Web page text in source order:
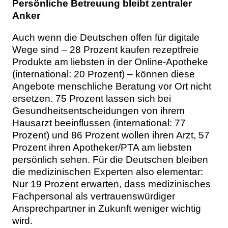
Persönliche Betreuung bleibt zentraler
Anker
Auch wenn die Deutschen offen für digitale
Wege sind – 28 Prozent kaufen rezeptfreie
Produkte am liebsten in der Online-Apotheke
(international: 20 Prozent) – können diese
Angebote menschliche Beratung vor Ort nicht
ersetzen. 75 Prozent lassen sich bei
Gesundheitsentscheidungen von ihrem
Hausarzt beeinflussen (international: 77
Prozent) und 86 Prozent wollen ihren Arzt, 57
Prozent ihren Apotheker/PTA am liebsten
persönlich sehen. Für die Deutschen bleiben
die medizinischen Experten also elementar:
Nur 19 Prozent erwarten, dass medizinisches
Fachpersonal als vertrauenswürdiger
Ansprechpartner in Zukunft weniger wichtig
wird.